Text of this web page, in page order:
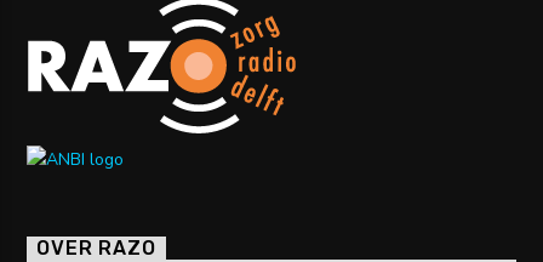
OVER RAZO